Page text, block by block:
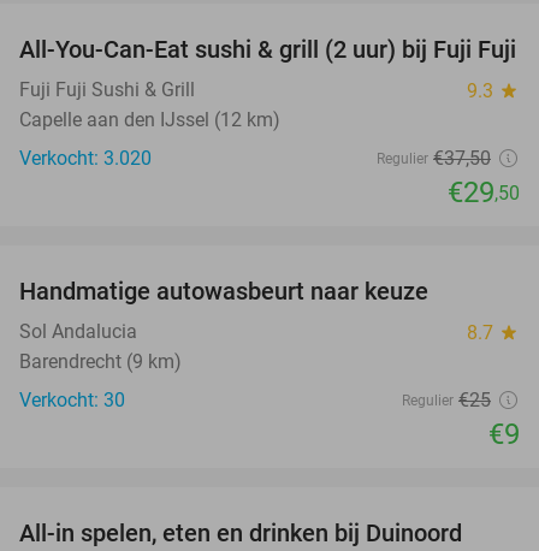
21%
All-You-Can-Eat sushi & grill (2 uur) bij Fuji Fuji
Fuji Fuji Sushi & Grill 9.3 star
Capelle aan den IJssel (12 km)
Verkocht: 3.020
Regulier €37,50
€29,50
Handmatige autowasbeurt naar keuze
Sol Andalucia 8.7 star
Barendrecht (9 km)
Verkocht: 30
Regulier €25
€9
All-in spelen, eten en drinken bij Duinoord